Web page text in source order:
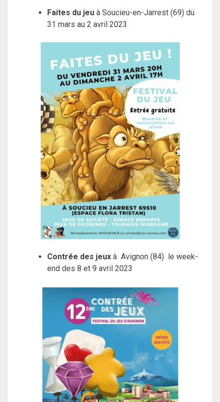
Faites du jeu à Soucieu-en-Jarrest (69) du
31 mars au 2 avril 2023
Contrée des jeux à Avignon (84) le week-
end des 8 et 9 avril 2023